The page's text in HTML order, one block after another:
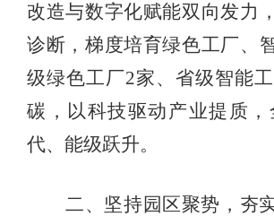
改造与数字化赋能双向发力
诊断，梯度培育绿色工厂、
级绿色工厂2家、省级智能
碳，以科技驱动产业提质
代、能级跃升。
二、坚持园区聚势，夯